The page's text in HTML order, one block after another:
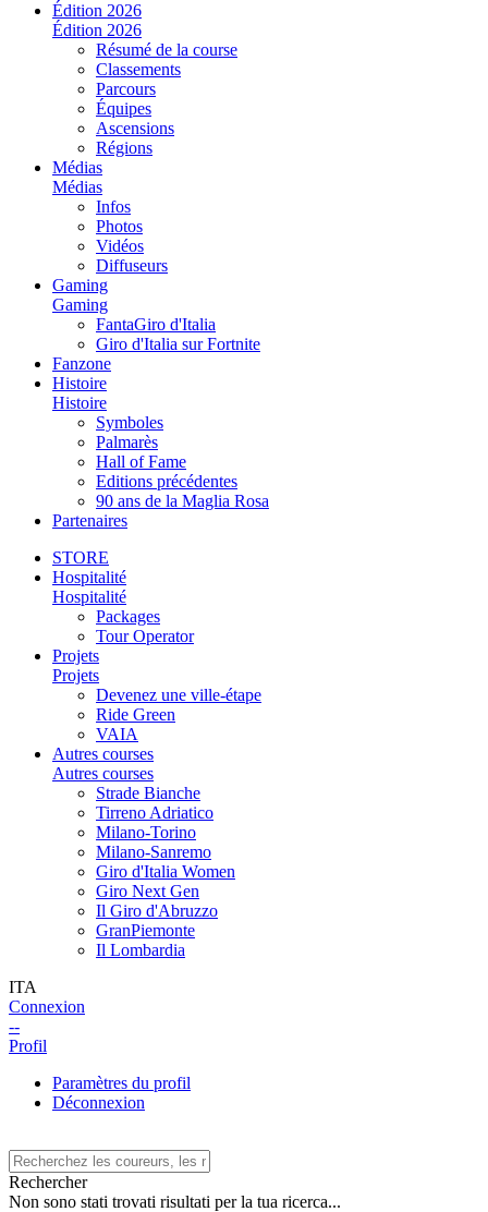
Édition 2026
Édition 2026
Résumé de la course
Classements
Parcours
Équipes
Ascensions
Régions
Médias
Médias
Infos
Photos
Vidéos
Diffuseurs
Gaming
Gaming
FantaGiro d'Italia
Giro d'Italia sur Fortnite
Fanzone
Histoire
Histoire
Symboles
Palmarès
Hall of Fame
Editions précédentes
90 ans de la Maglia Rosa
Partenaires
STORE
Hospitalité
Hospitalité
Packages
Tour Operator
Projets
Projets
Devenez une ville-étape
Ride Green
VAIA
Autres courses
Autres courses
Strade Bianche
Tirreno Adriatico
Milano-Torino
Milano-Sanremo
Giro d'Italia Women
Giro Next Gen
Il Giro d'Abruzzo
GranPiemonte
Il Lombardia
ITA
Connexion
--
Profil
Paramètres du profil
Déconnexion
Rechercher
Non sono stati trovati risultati per la tua ricerca...